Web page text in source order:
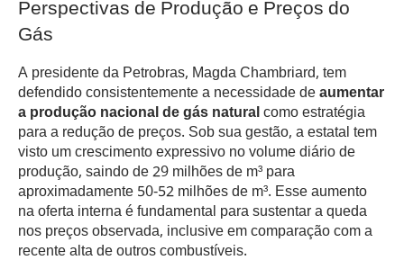
Perspectivas de Produção e Preços do
Gás
A presidente da Petrobras, Magda Chambriard, tem
defendido consistentemente a necessidade deaumentar
a produção nacional de gás naturalcomo estratégia
para a redução de preços. Sob sua gestão, a estatal tem
visto um crescimento expressivo no volume diário de
produção, saindo de 29 milhões de m³ para
aproximadamente 50-52 milhões de m³. Esse aumento
na oferta interna é fundamental para sustentar a queda
nos preços observada, inclusive em comparação com a
recente alta de outros combustíveis.